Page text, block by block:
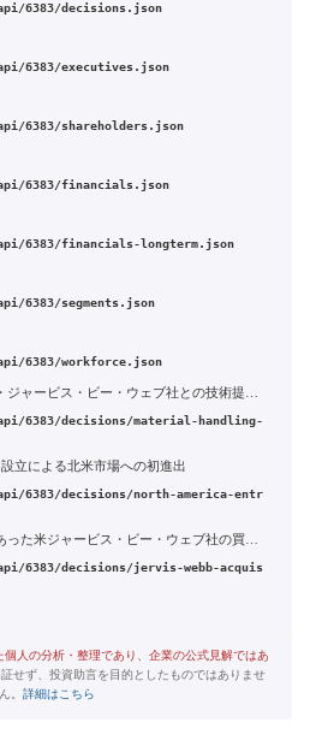
6383/decisions.json
6383/executives.json
6383/shareholders.json
6383/financials.json
6383/financials-longterm.json
6383/segments.json
6383/workforce.json
6383/decisions/material-handling-
立による北米市場への初進出
6383/decisions/north-america-entr
2007年 技術提携先であった米ジャービス・ビー・ウェブ社の買収と空港システム事業への参入
6383/decisions/jervis-webb-acquis
人の分析・整理であり、企業の公式見解ではあ
せず、投資助言を目的としたものではありませ
ん。 詳細はこちら